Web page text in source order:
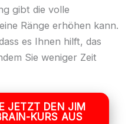
gibt die volle
Ränge erhöhen kann.
es Ihnen hilft, das
Sie weniger Zeit
JETZT DEN JIM
KURS AUS